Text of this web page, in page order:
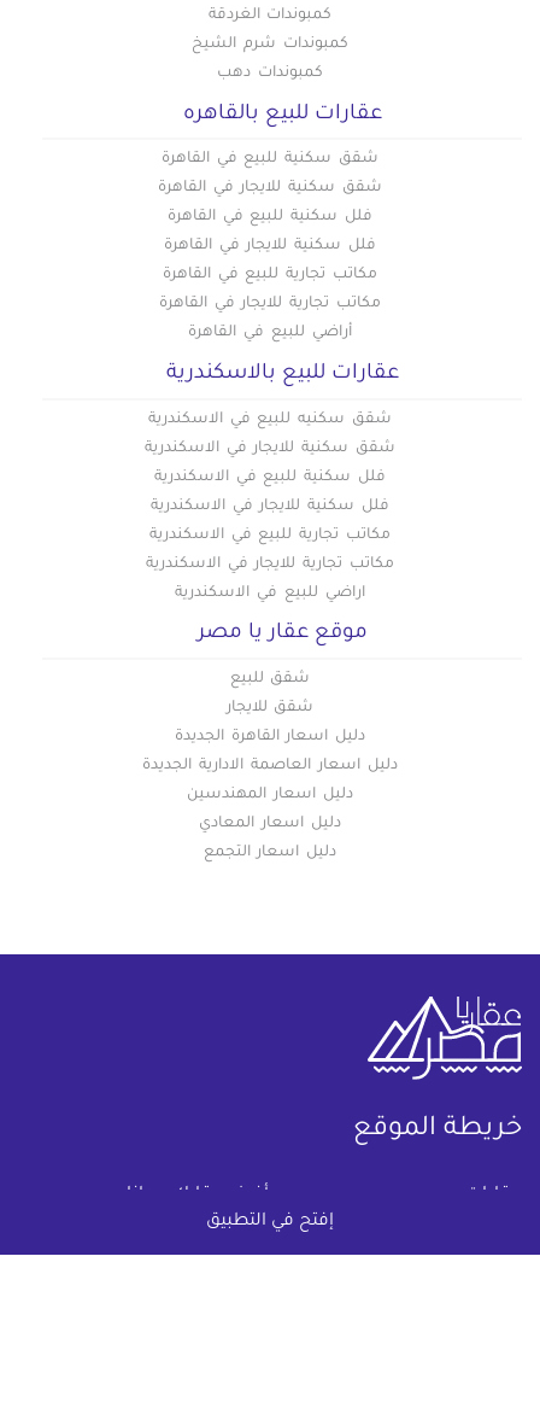
إفتح في التطبيق
كمبوندات الغردقة
كمبوندات شرم الشيخ
كمبوندات دهب
عقارات للبيع بالقاهره
شقق سكنية للبيع في القاهرة
شقق سكنية للايجار في القاهرة
فلل سكنية للبيع في القاهرة
فلل سكنية للايجار في القاهرة
مكاتب تجارية للبيع في القاهرة
مكاتب تجارية للايجار في القاهرة
أراضي للبيع في القاهرة
عقارات للبيع بالاسكندرية
شقق سكنيه للبيع في الاسكندرية
شقق سكنية للايجار في الاسكندرية
فلل سكنية للبيع في الاسكندرية
فلل سكنية للايجار في الاسكندرية
مكاتب تجارية للبيع في الاسكندرية
مكاتب تجارية للايجار في الاسكندرية
اراضي للبيع في الاسكندرية
موقع عقار يا مصر
شقق للبيع
شقق للايجار
دليل اسعار القاهرة الجديدة
دليل اسعار العاصمة الادارية الجديدة
دليل اسعار المهندسين
دليل اسعار المعادي
دليل اسعار التجمع
خريطة الموقع
عقارات أضف عقارك مجانا